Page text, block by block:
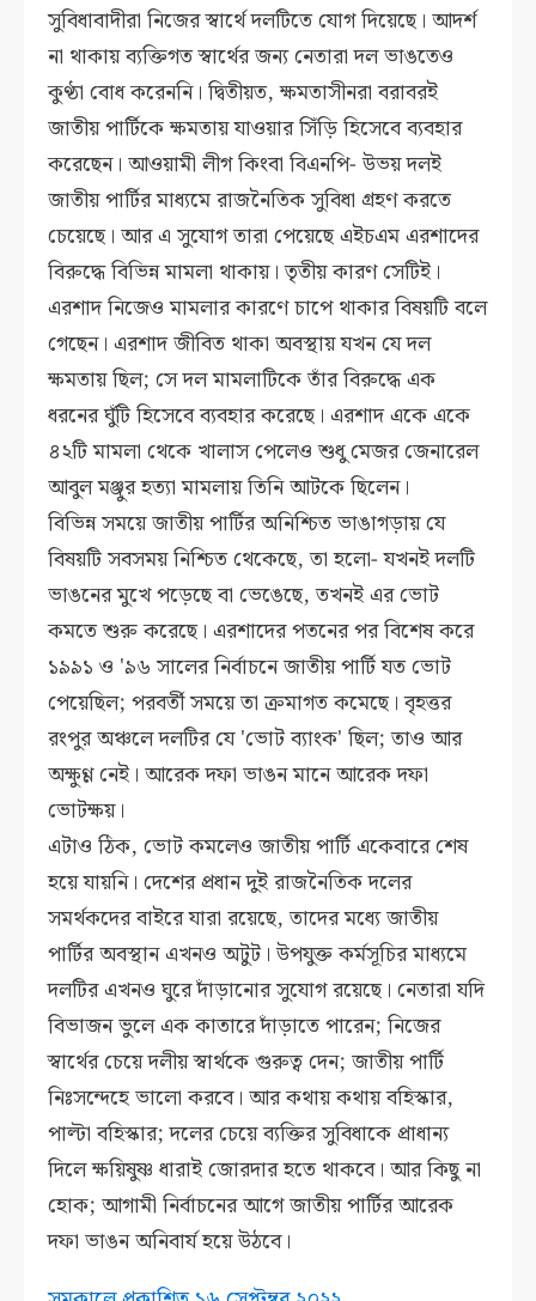
সুবিধাবাদীরা নিজের স্বার্থে দলটিতে যোগ দিয়েছে। আদর্শ
না থাকায় ব্যক্তিগত স্বার্থের জন্য নেতারা দল ভাঙতেও
কুণ্ঠা বোধ করেননি। দ্বিতীয়ত, ক্ষমতাসীনরা বরাবরই
জাতীয় পার্টিকে ক্ষমতায় যাওয়ার সিঁড়ি হিসেবে ব্যবহার
করেছেন। আওয়ামী লীগ কিংবা বিএনপি- উভয় দলই
জাতীয় পার্টির মাধ্যমে রাজনৈতিক সুবিধা গ্রহণ করতে
চেয়েছে। আর এ সুযোগ তারা পেয়েছে এইচএম এরশাদের
বিরুদ্ধে বিভিন্ন মামলা থাকায়। তৃতীয় কারণ সেটিই।
এরশাদ নিজেও মামলার কারণে চাপে থাকার বিষয়টি বলে
গেছেন। এরশাদ জীবিত থাকা অবস্থায় যখন যে দল
ক্ষমতায় ছিল; সে দল মামলাটিকে তাঁর বিরুদ্ধে এক
ধরনের ঘুঁটি হিসেবে ব্যবহার করেছে। এরশাদ একে একে
৪২টি মামলা থেকে খালাস পেলেও শুধু মেজর জেনারেল
আবুল মঞ্জুর হত্যা মামলায় তিনি আটকে ছিলেন।
বিভিন্ন সময়ে জাতীয় পার্টির অনিশ্চিত ভাঙাগড়ায় যে
বিষয়টি সবসময় নিশ্চিত থেকেছে, তা হলো- যখনই দলটি
ভাঙনের মুখে পড়েছে বা ভেঙেছে, তখনই এর ভোট
কমতে শুরু করেছে। এরশাদের পতনের পর বিশেষ করে
১৯৯১ ও '৯৬ সালের নির্বাচনে জাতীয় পার্টি যত ভোট
পেয়েছিল; পরবর্তী সময়ে তা ক্রমাগত কমেছে। বৃহত্তর
রংপুর অঞ্চলে দলটির যে 'ভোট ব্যাংক' ছিল; তাও আর
অক্ষুণ্ণ নেই। আরেক দফা ভাঙন মানে আরেক দফা
ভোটক্ষয়।
এটাও ঠিক, ভোট কমলেও জাতীয় পার্টি একেবারে শেষ
হয়ে যায়নি। দেশের প্রধান দুই রাজনৈতিক দলের
সমর্থকদের বাইরে যারা রয়েছে, তাদের মধ্যে জাতীয়
পার্টির অবস্থান এখনও অটুট। উপযুক্ত কর্মসূচির মাধ্যমে
দলটির এখনও ঘুরে দাঁড়ানোর সুযোগ রয়েছে। নেতারা যদি
বিভাজন ভুলে এক কাতারে দাঁড়াতে পারেন; নিজের
স্বার্থের চেয়ে দলীয় স্বার্থকে গুরুত্ব দেন; জাতীয় পার্টি
নিঃসন্দেহে ভালো করবে। আর কথায় কথায় বহিস্কার,
পাল্টা বহিস্কার; দলের চেয়ে ব্যক্তির সুবিধাকে প্রাধান্য
দিলে ক্ষয়িষুষ্ণ ধারাই জোরদার হতে থাকবে। আর কিছু না
হোক; আগামী নির্বাচনের আগে জাতীয় পার্টির আরেক
দফা ভাঙন অনিবার্য হয়ে উঠবে।